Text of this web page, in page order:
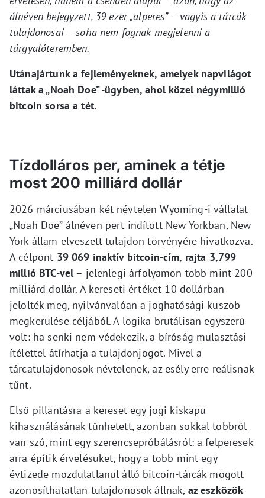
álnéven bejegyzett, 39 ezer „alperes” – vagyis a tárcák
tulajdonosai – soha nem fognak megjelenni a
tárgyalóteremben.
Utánajártunk a fejleményeknek, amelyek napvilágot
láttak a „Noah Doe” -ügyben, ahol közel négymillió
bitcoin sorsa a tét.
Tízdolláros per, aminek a tétje
most 200 milliárd dollár
2026 márciusában két névtelen Wyoming-i vállalat
„Noah Doe” álnéven pert indított New Yorkban, New
York állam elveszett tulajdon törvényére hivatkozva.
A célpont 39 069 inaktív bitcoin-cím, rajta 3,799
millió BTC-vel– jelenlegi árfolyamon több mint 200
milliárd dollár. A kereseti értéket 10 dollárban
jelölték meg, nyilvánvalóan a joghatósági küszöb
megkerülése céljából. A logika brutálisan egyszerű
volt: ha senki nem védekezik, a bíróság mulasztási
ítélettel átírhatja a tulajdonjogot. Mivel a
tárcatulajdonosok névtelenek, az esély erre reálisnak
tűnt.
Első pillantásra a kereset egy jogi kiskapu
kihasználásának tűnhetett, azonban sokkal többről
van szó, mint egy szerencsepróbálásról: a felperesek
arra építik érvelésüket, hogy a több mint egy
évtizede mozdulatlanul álló bitcoin-tárcák mögött
azonosíthatatlan tulajdonosok állnak, az eszközök